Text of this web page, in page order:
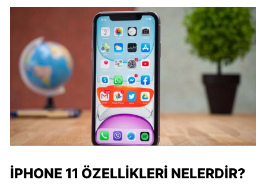
IPHONE 11 ÖZELLIKLERI NELERDIR?